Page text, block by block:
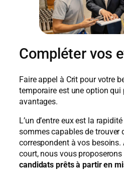
Compléter vos
Faire appel à Crit pour votre
temporaire est une option qui
avantages.
L’un d’entre eux est la
sommes capables de trouver
correspondent à vos
court, nous vous proposerons
candidats prêts à partir en